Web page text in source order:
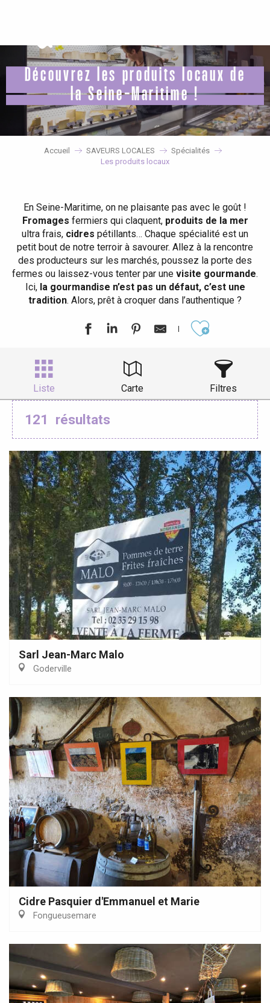
principal
Découvrez les produits locaux de
la Seine-Maritime !
Accueil SAVEURS LOCALES
Spécialités
Les produits locaux
En Seine-Maritime, on ne plaisante pas avec le goût !
Fromages fermiers qui claquent, produits de la mer
ultra frais, cidres pétillants… Chaque spécialité est un
petit bout de notre terroir à savourer. Allez à la rencontre
des producteurs sur les marchés, poussez la porte des
fermes ou laissez-vous tenter par une visite gourmande.
Ici, la gourmandise n’est pas un défaut, c’est une
tradition. Alors, prêt à croquer dans l’authentique ?
Liste Carte Filtres
121 résultats
Sarl Jean-Marc Malo
Goderville
Cidre Pasquier d'Emmanuel et Marie
Fongueusemare